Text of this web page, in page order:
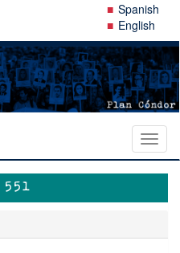
Spanish
English
551